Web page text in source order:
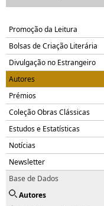
Promoção da Leitura
Bolsas de Criação Literária
Divulgação no Estrangeiro
Autores
Prémios
Coleção Obras Clássicas
Estudos e Estatísticas
Notícias
Newsletter
Base de Dados
Autores